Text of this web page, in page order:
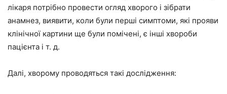
лікаря потрібно провести огляд хворого і зібрати
анамнез, виявити, коли були перші симптоми, які прояви
клінічної картини ще були помічені, є інші хвороби
пацієнта і т. д.
Далі, хворому проводяться такі дослідження: